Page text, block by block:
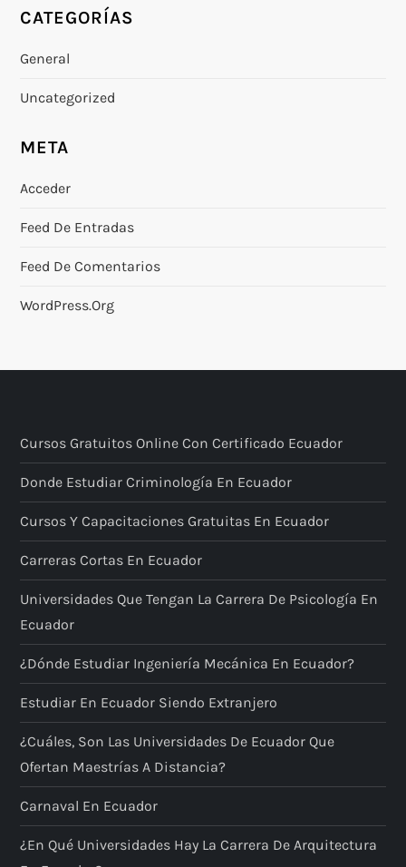
CATEGORÍAS
General
Uncategorized
META
Acceder
Feed De Entradas
Feed De Comentarios
WordPress.org
Cursos Gratuitos Online Con Certificado Ecuador
Donde Estudiar Criminología En Ecuador
Cursos Y Capacitaciones Gratuitas En Ecuador
Carreras Cortas En Ecuador
Universidades Que Tengan La Carrera De Psicología En
Ecuador
¿Dónde Estudiar Ingeniería Mecánica En Ecuador?
Estudiar En Ecuador Siendo Extranjero
¿Cuáles, Son Las Universidades De Ecuador Que
Ofertan Maestrías A Distancia?
Carnaval En Ecuador
¿En Qué Universidades Hay La Carrera De Arquitectura